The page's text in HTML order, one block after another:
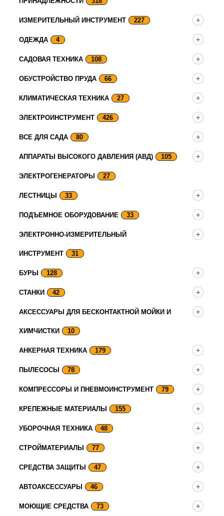
ИЗМЕРИТЕЛЬНЫЙ ИНСТРУМЕНТ 227
ОДЕЖДА 4
САДОВАЯ ТЕХНИКА 108
ОБУСТРОЙСТВО ПРУДА 66
КЛИМАТИЧЕСКАЯ ТЕХНИКА 27
ЭЛЕКТРОИНСТРУМЕНТ 426
ВСЕ ДЛЯ САДА 80
АППАРАТЫ ВЫСОКОГО ДАВЛЕНИЯ (АВД) 105
ЭЛЕКТРОГЕНЕРАТОРЫ 27
ЛЕСТНИЦЫ 33
ПОДЪЕМНОЕ ОБОРУДОВАНИЕ 33
ЭЛЕКТРОННО-ИЗМЕРИТЕЛЬНЫЙ
ИНСТРУМЕНТ 31
БУРЫ 128
СТАНКИ 42
АКСЕССУАРЫ ДЛЯ БЕСКОНТАКТНОЙ МОЙКИ И
ХИМЧИСТКИ 10
АНКЕРНАЯ ТЕХНИКА 179
ПЫЛЕСОСЫ 78
КОМПРЕССОРЫ И ПНЕВМОИНСТРУМЕНТ 79
КРЕПЕЖНЫЕ МАТЕРИАЛЫ 155
УБОРОЧНАЯ ТЕХНИКА 48
СТРОЙМАТЕРИАЛЫ 77
СРЕДСТВА ЗАЩИТЫ 47
АВТОАКСЕССУАРЫ 46
МОЮЩИЕ СРЕДСТВА 73